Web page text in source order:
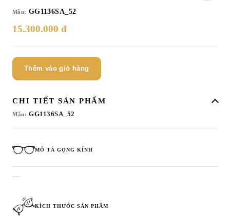
Mẫu: GG1136SA_52
15.300.000 đ
Thêm vào giỏ hàng
CHI TIẾT SẢN PHẨM
Mẫu: GG1136SA_52
MÔ TẢ GỌNG KÍNH
—
KÍCH THƯỚC SẢN PHẨM